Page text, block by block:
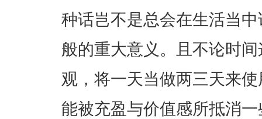
种话岂不是总会在生活当
般的重大意义。且不论时
观，将一天当做两三天来
能被充盈与价值感所抵消